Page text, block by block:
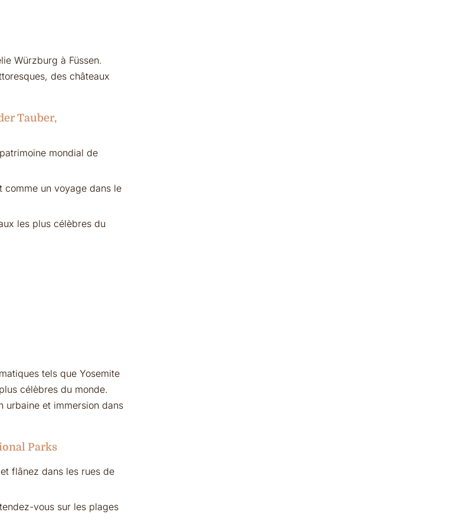
Würzburg à Füssen.
des châteaux
Tauber,
mondial de
comme un voyage dans le
les plus célèbres du
tels que Yosemite
célèbres du monde.
urbaine et immersion dans
Parks
flânez dans les rues de
vous sur les plages